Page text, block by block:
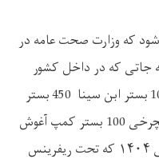
شود که وزارت صحت عامه در
جاتی که در داخل کشور
بستر ابن سینا 450بستر
100 بستر کمپآغوش
از بابت سال مالی ۱۴۰۴ که تحت ریفرینس